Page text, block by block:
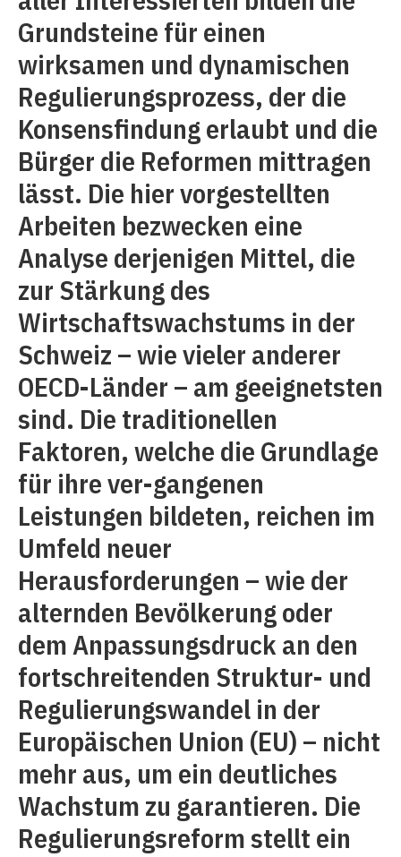
Grundsteine für einen
wirksamen und dynamischen
Regulierungsprozess, der die
Konsensfindung erlaubt und die
Bürger die Reformen mittragen
lässt. Die hier vorgestellten
Arbeiten bezwecken eine
Analyse derjenigen Mittel, die
zur Stärkung des
Wirtschaftswachstums in der
Schweiz – wie vieler anderer
OECD-Länder – am geeignetsten
sind. Die traditionellen
Faktoren, welche die Grundlage
für ihre ver-gangenen
Leistungen bildeten, reichen im
Umfeld neuer
Herausforderungen – wie der
alternden Bevölkerung oder
dem Anpassungsdruck an den
fortschreitenden Struktur- und
Regulierungswandel in der
Europäischen Union (EU) – nicht
mehr aus, um ein deutliches
Wachstum zu garantieren. Die
Regulierungsreform stellt ein